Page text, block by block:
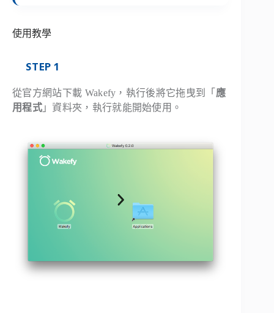
使用教學
STEP 1
從官方網站下載 Wakefy，執行後將它拖曳到「 應
用程式」資料夾，執行就能開始使用。